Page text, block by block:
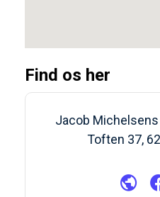
Find os her
Jacob
Toften 37,